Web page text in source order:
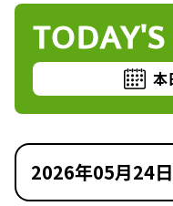
本
2026年05月24